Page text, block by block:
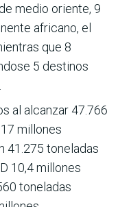
medio oriente, 9
africano, el
que 8
5 destinos
al alcanzar 47.766
millones
41.275 toneladas
10,4 millones
toneladas